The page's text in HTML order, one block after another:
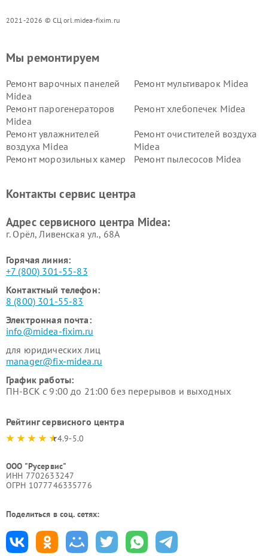
2021-2026 © СЦ orl.midea-fixim.ru
Мы ремонтируем
Ремонт варочных панелей
Midea
Ремонт мультиварок Midea
Ремонт парогенераторов
Midea
Ремонт хлебопечек Midea
Ремонт увлажнителей
воздуха Midea
Ремонт очистителей воздуха
Midea
Ремонт морозильных камер
Ремонт пылесосов Midea
пылесосов Midea
Midea
Контакты сервис центра
Адрес сервисного центра Midea:
г. Орёл, Ливенская ул., 68А
Горячая линия:
+7 (800) 301-55-83
Контактный телефон:
8 (800) 301-55-83
Электронная почта:
info@midea-fixim.ru
для юридических лиц
manager@fix-midea.ru
График работы:
ПН-ВСК с 9:00 до 21:00 без перерывов и выходных
Рейтинг сервисного центра
4.9-5.0
ООО "Русервис"
ИНН 7702633247
ОГРН 1077746335776
Поделиться в соц. сетях: